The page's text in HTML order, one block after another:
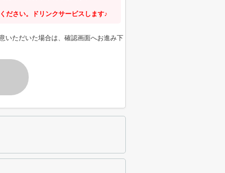
ださい。ドリンクサービスします♪
いただいた場合は、確認画面へお進み下